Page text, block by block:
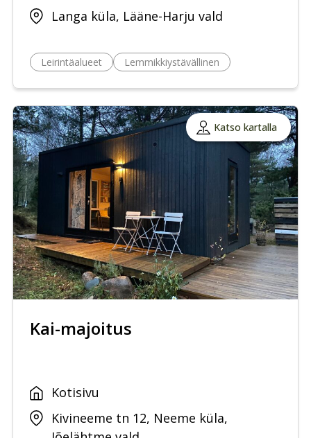
Langa küla, Lääne-Harju vald
Leirintäalueet Lemmikkiystävällinen
Katso kartalla
Kai-majoitus
Kotisivu
Kivineeme tn 12, Neeme küla,